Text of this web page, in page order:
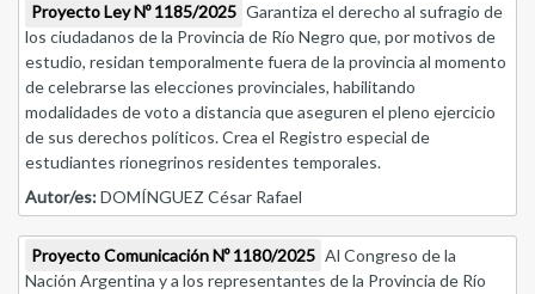
Proyecto Ley Nº 1185/2025 Garantiza el derecho al sufragio de
los ciudadanos de la Provincia de Río Negro que, por motivos de
estudio, residan temporalmente fuera de la provincia al momento
de celebrarse las elecciones provinciales, habilitando
modalidades de voto a distancia que aseguren el pleno ejercicio
de sus derechos políticos. Crea el Registro especial de
estudiantes rionegrinos residentes temporales.
Autor/es:DOMÍNGUEZ César Rafael
Proyecto Comunicación Nº 1180/2025 Al Congreso de la
Nación Argentina y a los representantes de la Provincia de Río